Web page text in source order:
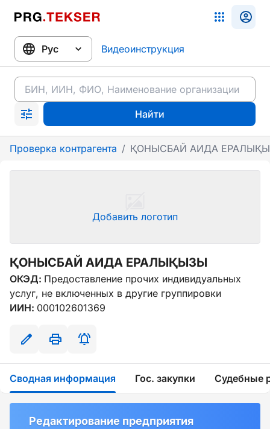
Видеоинструкция
Найти
Проверка контрагента / ҚОНЫСБАЙ АИДА
Добавить логотип
ҚОНЫСБАЙ АИДА ЕРАЛЫҚЫЗЫ
ОКЭД: Предоставление прочих индивидуальных
услуг, не включенных в другие группировки
ИИН: 000102601369
Сводная информация Гос. закупки Судебные
Редактирование предприятия